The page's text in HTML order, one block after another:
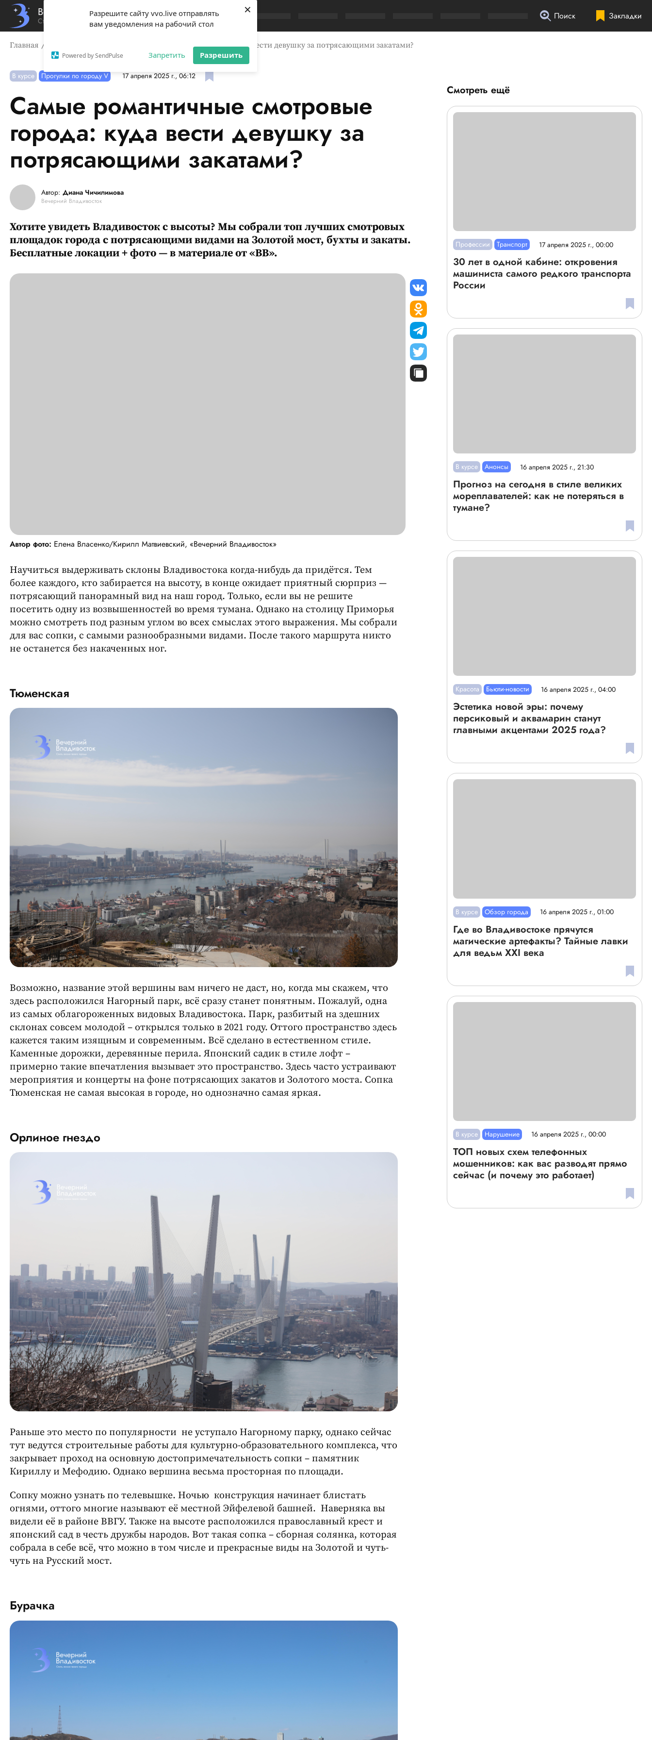
Разрешите сайту vvo.live отправлять
вам уведомления на рабочий стол
Powered by SendPulse Запретить Разрешить
×
Вечерний Владивосток
Стиль жизни твоего города Закладки
Поиск
Главная Самые романтичные смотровые города: куда вести девушку за потрясающими закатами?
В курсе Прогулки по городу V 17 апреля 2025 г., 06:12
Самые романтичные смотровые
города: куда вести девушку за
потрясающими закатами?
Автор: Диана Чичилимова
Вечерний Владивосток
Хотите увидеть Владивосток с высоты? Мы собрали топ лучших смотровых
площадок города с потрясающими видами на Золотой мост, бухты и закаты.
Бесплатные локации + фото — в материале от «ВВ».
Автор фото: Елена Власенко/Кирилл Матвиевский, «Вечерний Владивосток»
Научиться выдерживать склоны Владивостока когда-нибудь да придётся. Тем
более каждого, кто забирается на высоту, в конце ожидает приятный сюрприз —
потрясающий панорамный вид на наш город. Только, если вы не решите
посетить одну из возвышенностей во время тумана. Однако на столицу Приморья
можно смотреть под разным углом во всех смыслах этого выражения. Мы собрали
для вас сопки, с самыми разнообразными видами. После такого маршрута никто
не останется без накаченных ног.
Тюменская
Возможно, название этой вершины вам ничего не даст, но, когда мы скажем, что
здесь расположился Нагорный парк, всё сразу станет понятным. Пожалуй, одна
из самых облагороженных видовых Владивостока. Парк, разбитый на здешних
склонах совсем молодой – открылся только в 2021 году. Оттого пространство здесь
кажется таким изящным и современным. Всё сделано в естественном стиле.
Каменные дорожки, деревянные перила. Японский садик в стиле лофт –
примерно такие впечатления вызывает это пространство. Здесь часто устраивают
мероприятия и концерты на фоне потрясающих закатов и Золотого моста. Сопка
Тюменская не самая высокая в городе, но однозначно самая яркая.
Орлиное гнездо
Раньше это место по популярности не уступало Нагорному парку, однако сейчас
тут ведутся строительные работы для культурно-образовательного комплекса, что
закрывает проход на основную достопримечательность сопки – памятник
Кириллу и Мефодию. Однако вершина весьма просторная по площади.
Сопку можно узнать по телевышке. Ночью конструкция начинает блистать
огнями, оттого многие называют её местной Эйфелевой башней. Наверняка вы
видели её в районе ВВГУ. Также на высоте расположился православный крест и
японский сад в честь дружбы народов. Вот такая сопка – сборная солянка, которая
собрала в себе всё, что можно в том числе и прекрасные виды на Золотой и чуть-
чуть на Русский мост.
Бурачка
Смотреть ещё
Профессии Транспорт 17 апреля 2025 г., 00:00
30 лет в одной кабине: откровения
машиниста самого редкого транспорта
России
В курсе Анонсы 16 апреля 2025 г., 21:30
Прогноз на сегодня в стиле великих
мореплавателей: как не потеряться в
тумане?
Красота Бьюти-новости 16 апреля 2025 г., 04:00
Эстетика новой эры: почему
персиковый и аквамарин станут
главными акцентами 2025 года?
В курсе Обзор города 16 апреля 2025 г., 01:00
Где во Владивостоке прячутся
магические артефакты? Тайные лавки
для ведьм XXI века
В курсе Нарушение 16 апреля 2025 г., 00:00
ТОП новых схем телефонных
мошенников: как вас разводят прямо
сейчас (и почему это работает)